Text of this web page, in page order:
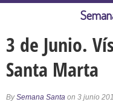
3 de Junio.
Santa Marta
BySemana Santa on 3 junio